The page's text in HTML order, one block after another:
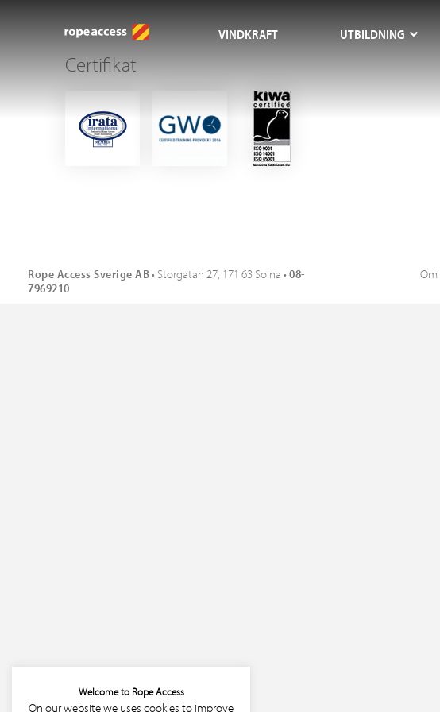
VINDKRAFT UTBILDNING
Certifikat
Rope Access Sverige AB• Storgatan 27, 171 63 Solna • 08-
7969210
Om
Welcome to Rope Access
On our website we uses cookies to improve